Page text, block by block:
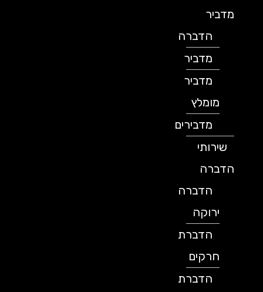
מדביר
הדברה
מדביר
מדביר
מומלץ
מדבירים
שירותי
הדברה
הדברה
ירוקה
הדברת
חרקים
הדברת